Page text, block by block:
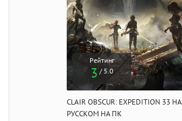
Рейтинг
3 / 5.0
CLAIR OBSCUR: EXPEDITION 33 НА
РУССКОМ НА ПК